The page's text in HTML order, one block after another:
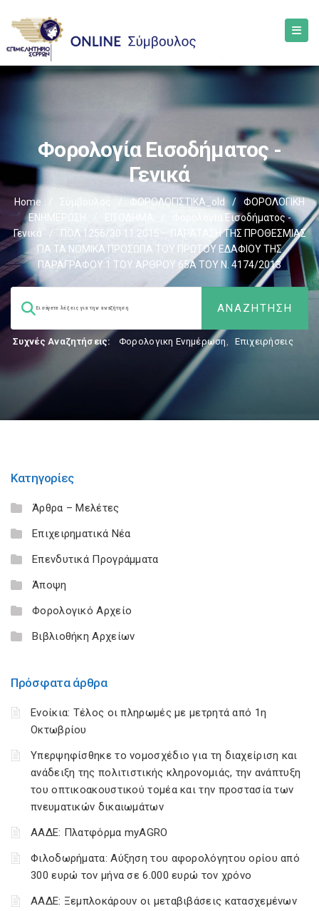
Φορολογία Εισοδήματος -
Γενικά
Home Σύμβουλος / ΦΟΡΟΛΟΓΙΣΤΙΚΑ_old /
ΦΟΡΟΛΟΓΙΚΗ
ΕΝΗΜΕΡΩΣΗ
Φορολογία Εισοδήματος -
Γενικά
/
ΠΟΛ.1256/30.11.2015 – ΠΑΡΑΤΑΣΗ ΤΗΣ ΠΡΟΘΕΣΜΙΑΣ
ΓΙΑ ΤΑ ΝΟΜΙΚΑ ΠΡΟΣΩΠΑ ΤΟΥ ΠΡΩΤΟΥ ΕΔΑΦΙΟΥ ΤΗΣ
ΠΑΡΑΓΡΑΦΟΥ 1 ΤΟΥ ΑΡΘΡΟΥ 65Α ΤΟΥ Ν. 4174/2013
Συχνές Αναζητήσεις: Φορολογικη Ενημέρωση, Επιχειρήσεις
Κατηγορίες
Άρθρα – Μελέτες
Επιχειρηματικά Νέα
Επενδυτικά Προγράμματα
Άποψη
Φορολογικό Αρχείο
Βιβλιοθήκη Αρχείων
Πρόσφατα άρθρα
Ενοίκια: Τέλος οι πληρωμές με μετρητά από 1η
Οκτωβρίου
Υπερψηφίσθηκε το νομοσχέδιο για τη διαχείριση και
ανάδειξη της πολιτιστικής κληρονομιάς, την ανάπτυξη
του οπτικοακουστικού τομέα και την προστασία των
πνευματικών δικαιωμάτων
ΑΑΔΕ: Πλατφόρμα myAGRO
Φιλοδωρήματα: Αύξηση του αφορολόγητου ορίου από
300 ευρώ τον μήνα σε 6.000 ευρώ τον χρόνο
ΑΑΔΕ: Ξεμπλοκάρουν οι μεταβιβάσεις κατασχεμένων